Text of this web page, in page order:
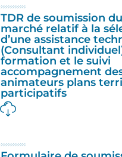
TDR de soumission du
marché relatif à la
d’une assistance
(Consultant
formation et le suivi
accompagnement
animateurs plans
participatifs